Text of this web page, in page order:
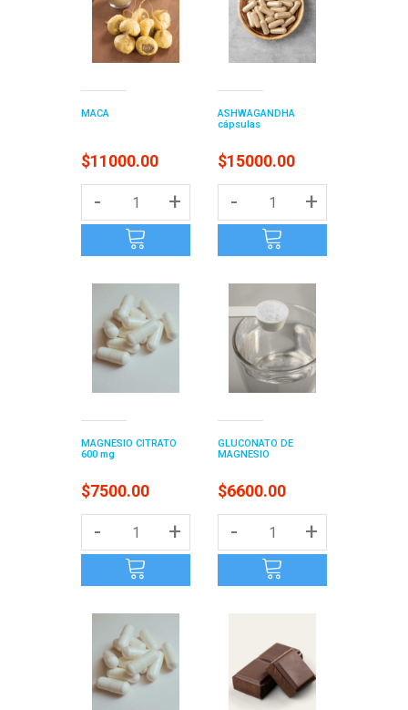
MACA
$11000.00
- +
ASHWAGANDHA
cápsulas
$15000.00
- +
MAGNESIO CITRATO
600 mg
$7500.00
- +
GLUCONATO DE
MAGNESIO
$6600.00
- +